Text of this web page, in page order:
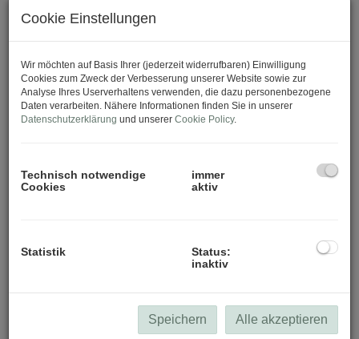
Cookie Einstellungen
Wir möchten auf Basis Ihrer (jederzeit widerrufbaren) Einwilligung
Cookies zum Zweck der Verbesserung unserer Website sowie zur
Analyse Ihres Userverhaltens verwenden, die dazu personenbezogene
Daten verarbeiten. Nähere Informationen finden Sie in unserer
Datenschutzerklärung und unserer Cookie Policy.
Technisch notwendige
Cookies
immer
aktiv
Statistik
Status:
inaktiv
Speichern Alle akzeptieren